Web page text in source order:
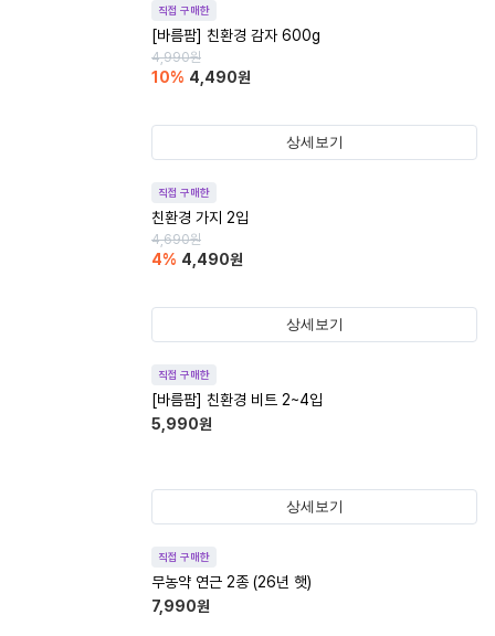
직접 구매한
[바름팜] 친환경 감자 600g
4,990원
10% 4,490원
상세보기
직접 구매한
친환경 가지 2입
4,690원
4% 4,490원
상세보기
직접 구매한
[바름팜] 친환경 비트 2~4입
5,990원
상세보기
직접 구매한
무농약 연근 2종 (26년 햇)
7,990원